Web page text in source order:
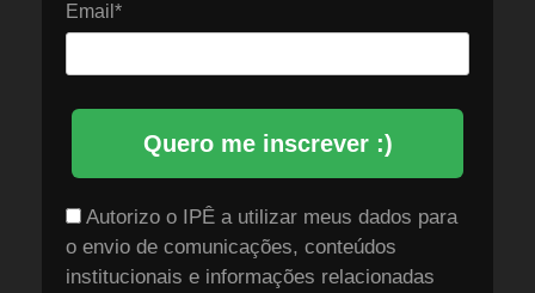
Email*
Quero me inscrever :)
Autorizo o IPÊ a utilizar meus dados para
o envio de comunicações, conteúdos
institucionais e informações relacionadas